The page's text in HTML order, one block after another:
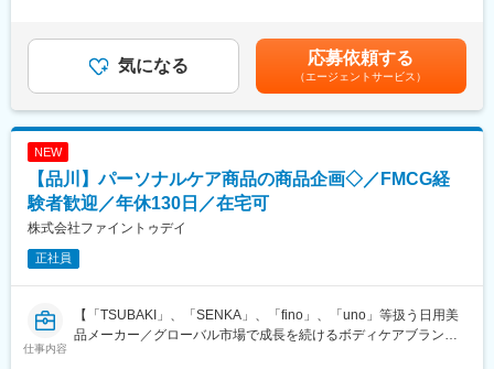
【研究開発スキルを広げられる環境】
分業制ではなく、企画から発売まで一気通貫で経験可能。処方開
発を中心に、商品企画・原料選定・量産化まで幅広い知識と経験
自社ブランドとOEM開発の両方に携われます。自らのアイデアを
商品化できる機会も豊富です。
【独自技術を活用した開発】
変更の範囲：会社の定める業務
・新商品の開発（市場ニーズをもとにコンセプト立案）
・OEMメーカーとの打ち合わせ・試作依頼・スケジュール調整
・処方・成分・原料の選定および品質確認
・市場調査・競合商品のリサーチ
・原価・開発コストの管理
・社内への報告
■業務の魅力
給与詳細は能力・経験・スキルなどを考慮のうえ当社規程により
決定■昇給：年2回■賞与：年2回 ※会社の業績により支給※残業代
備考：管理監督者(マネージャー職など)として採用となった場合は
残業代の支給はなし(深夜通勤手当を除く)賃金はあくまでも目安の
金額であり、選考を通じて上下する可能性があります。月給(月額)
気になる 応募依頼する
（エージェントサービス）
NEW
【品川】パーソナルケア商品の商品企画◇／FMCG経
験者歓迎／年休130日／在宅可
株式会社ファイントゥデイ
正社員
仕事内容
【「TSUBAKI」、「SENKA」、「fino」、「uno」等扱う日用美
品メーカー／グローバル市場で成長を続けるボディケアブランド